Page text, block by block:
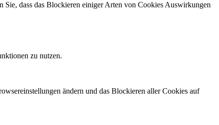
Sie, dass das Blockieren einiger Arten von Cookies Auswirkungen
zu nutzen.
ändern und das Blockieren aller Cookies auf